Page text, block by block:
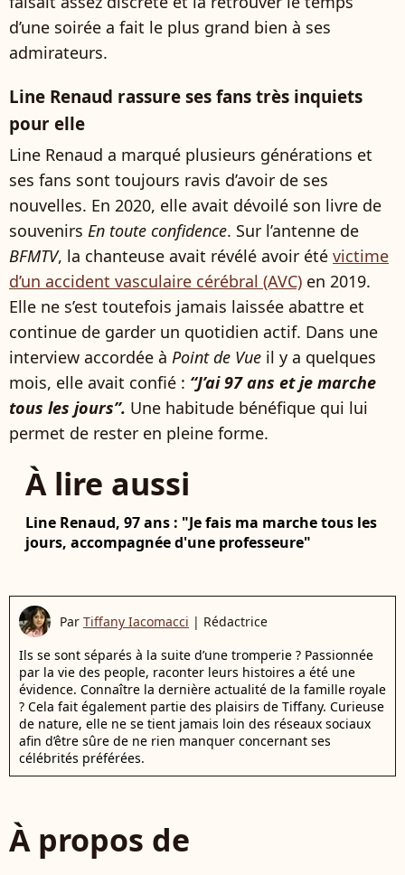
d’une soirée a fait le plus grand bien à ses
admirateurs.
Line Renaud rassure ses fans très inquiets
pour elle
Line Renaud a marqué plusieurs générations et
ses fans sont toujours ravis d’avoir de ses
nouvelles. En 2020, elle avait dévoilé son livre de
souvenirs En toute confidence. Sur l’antenne de
BFMTV, la chanteuse avait révélé avoir été victime
d’un accident vasculaire cérébral (AVC) en 2019.
Elle ne s’est toutefois jamais laissée abattre et
continue de garder un quotidien actif. Dans une
interview accordée à Point de Vue il y a quelques
mois, elle avait confié : “J’ai 97 ans et je marche
tous les jours”. Une habitude bénéfique qui lui
permet de rester en pleine forme.
À lire aussi
Line Renaud, 97 ans : "Je fais ma marche tous les
jours, accompagnée d'une professeure"
Par Tiffany Iacomacci | Rédactrice
Ils se sont séparés à la suite d’une tromperie ? Passionnée
par la vie des people, raconter leurs histoires a été une
évidence. Connaître la dernière actualité de la famille royale
? Cela fait également partie des plaisirs de Tiffany. Curieuse
de nature, elle ne se tient jamais loin des réseaux sociaux
afin d’être sûre de ne rien manquer concernant ses
célébrités préférées.
À propos de